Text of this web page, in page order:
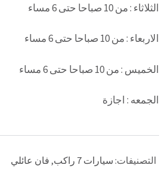
الثلاثاء : من 10 صباحا حتى 6 مساء
الاربعاء : من 10 صباحا حتى 6 مساء
الخميس : من 10 صباحا حتى 6 مساء
الجمعه : اجازة
التصنيفات: سيارات 7 راكب , فان عائلي